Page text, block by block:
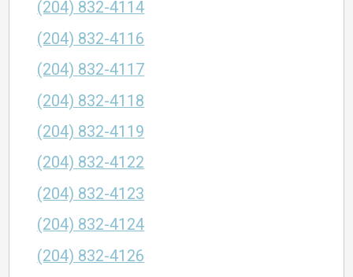
(204) 832-4114
(204) 832-4116
(204) 832-4117
(204) 832-4118
(204) 832-4119
(204) 832-4122
(204) 832-4123
(204) 832-4124
(204) 832-4126